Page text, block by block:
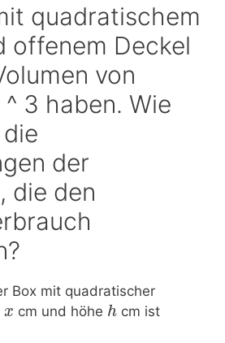
quadratischem
offenem Deckel
von
3 haben. Wie
der
die den
Box mit quadratischer
x cm und höhe h cm ist